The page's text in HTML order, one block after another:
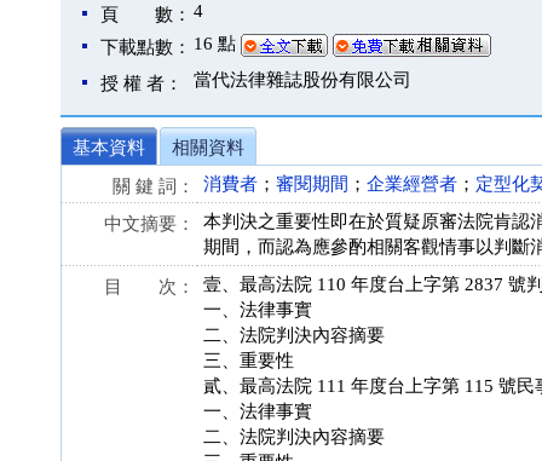
頁 數： 4
下載點數： 16 點
授 權 者： 當代法律雜誌股份有限公司
基本資料
相關資料
關 鍵 詞：
消費者 ； 審閱期間 ； 企業經營者 ； 定型化
中文摘要：
本判決之重要性即在於質疑原審法院肯認
期間，而認為應參酌相關客觀情事以判斷
目 次：
壹、最高法院 110 年度台上字第 2837 號
一、法律事實
二、法院判決內容摘要
三、重要性
貳、最高法院 111 年度台上字第 115 號民
一、法律事實
二、法院判決內容摘要